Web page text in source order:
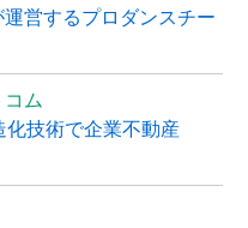
営するプロダンスチー
ム
技術で企業不動産